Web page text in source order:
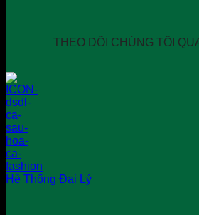
THEO DÕI CHÚNG TÔI
Hệ Thống Đại Lý